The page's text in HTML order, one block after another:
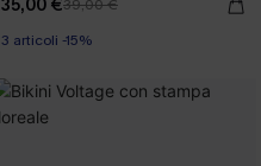
35,00 €39,00 €
3 articoli -15%